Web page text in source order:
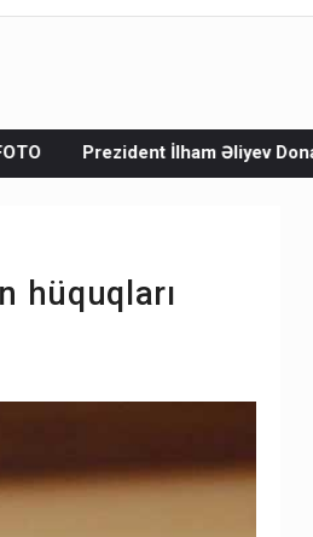
İlham Əliyev Donald Trampa
hüquqları